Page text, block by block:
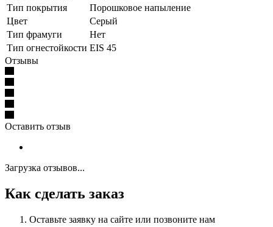
Тип покрытия
Порошковое напыление
Цвет
Серый
Тип фрамуги
Нет
Тип огнестойкости EIS 45
Отзывы
Оставить отзыв
Загрузка отзывов...
Как сделать заказ
Оставьте заявку на сайте или позвоните нам